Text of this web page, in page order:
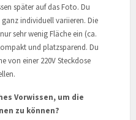
später auf das Foto. Du
individuell variieren. Die
sehr wenig Fläche ein (ca.
und platzsparend. Du
von einer 220V Steckdose
Vorwissen, um die
zu können?